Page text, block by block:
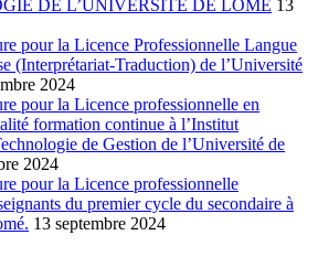
DE L’UNIVERSITE DE LOME 13
pour la Licence Professionnelle Langue
(Interprétariat-Traduction) de l’Université
2024
pour la Licence professionnelle en
formation continue à l’Institut
de Gestion de l’Université de
2024
pour la Licence professionnelle
du premier cycle du secondaire à
13 septembre 2024